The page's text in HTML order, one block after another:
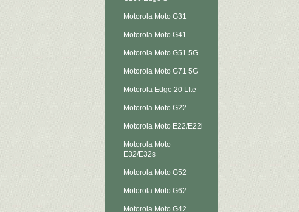
Motorola Moto G31
Motorola Moto G41
Motorola Moto G51 5G
Motorola Moto G71 5G
Motorola Edge 20 LIte
Motorola Moto G22
Motorola Moto E22/E22i
Motorola Moto
E32/E32s
Motorola Moto G52
Motorola Moto G62
Motorola Moto G42